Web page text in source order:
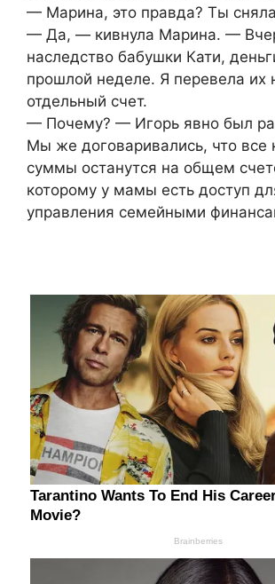
— Марина, это правда? Ты
— Да, — кивнула Марина. —
наследство бабушки Кати,
прошлой неделе. Я перевела их
отдельный счет.
— Почему? — Игорь явно был
Мы же договаривались, что все
суммы останутся на общем
которому у мамы есть доступ
управления семейными